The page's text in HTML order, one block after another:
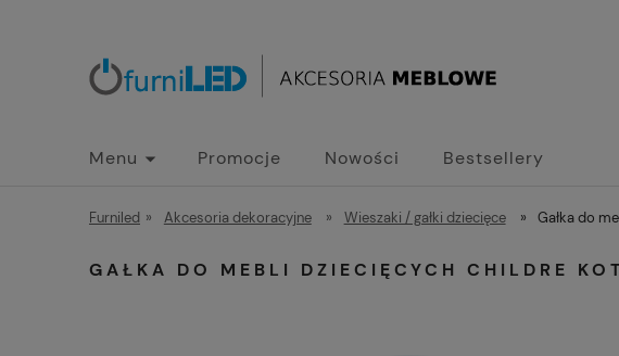
Menu Promocje Nowości Bestsellery
Furniled » Akcesoria dekoracyjne » Wieszaki / gałki dziecięce » Gałka do
GAŁKA DO MEBLI DZIECIĘCYCH CHILDRE